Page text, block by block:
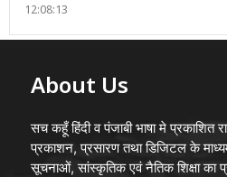
12:08:13
About Us
सच कहूँ हिंदी व पंजाबी भाषा मे प्रकाशित
प्रकाशन, प्रसारण तथा डिजिटल के
सूचनाओं, सांस्कृतिक एवं नैतिक शिक्षा का